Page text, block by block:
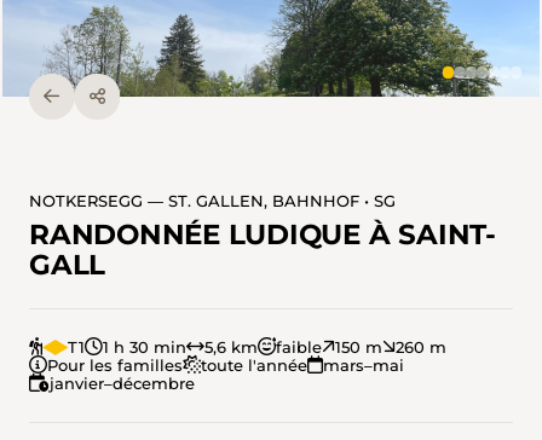
NOTKERSEGG — ST. GALLEN, BAHNHOF • SG
RANDONNÉE LUDIQUE À SAINT-
GALL
T1 1 h 30 min 5,6 km faible 150 m
260 m
Pour les familles
toute l'année
mars–mai
janvier–décembre